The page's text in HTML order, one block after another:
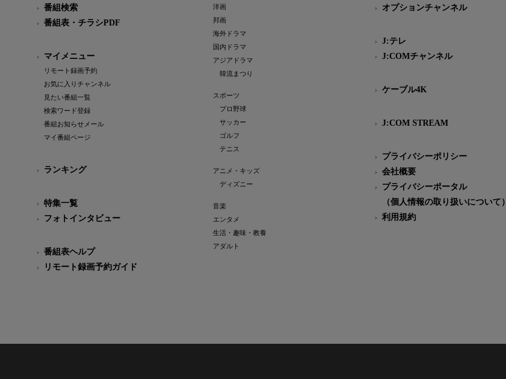
番組検索
番組表・チラシPDF
マイメニュー
リモート録画予約
お気に入りチャンネル
見たい番組一覧
検索ワード登録
番組お知らせメール
マイ番組ページ
ランキング
特集一覧
フォトインタビュー
番組表ヘルプ
リモート録画予約ガイド
洋画
邦画
海外ドラマ
国内ドラマ
アジアドラマ
韓流まつり
スポーツ
プロ野球
サッカー
ゴルフ
テニス
アニメ・キッズ
ディズニー
音楽
エンタメ
生活・趣味・教養
アダルト
オプションチャンネル
J:テレ
J:COMチャンネル
ケーブル4K
J:COM STREAM
プライバシーポリシー
会社概要
プライバシーポータル
（個人情報の取り扱いについて）
利用規約